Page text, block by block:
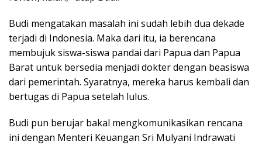
Budi mengatakan masalah ini sudah lebih dua dekade
terjadi di Indonesia. Maka dari itu, ia berencana
membujuk siswa-siswa pandai dari Papua dan Papua
Barat untuk bersedia menjadi dokter dengan beasiswa
dari pemerintah. Syaratnya, mereka harus kembali dan
bertugas di Papua setelah lulus.
Budi pun berujar bakal mengkomunikasikan rencana
ini dengan Menteri Keuangan Sri Mulyani Indrawati